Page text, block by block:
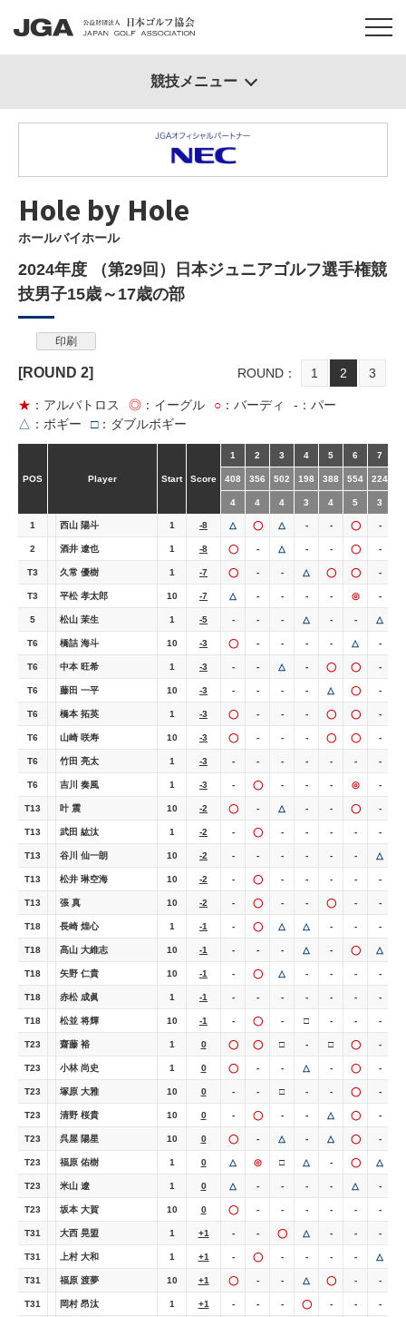
Hole by Hole
ホールバイホール
2024年度 （第29回）日本ジュニアゴルフ選手権競
技男子15歳～17歳の部
[ROUND 2] ROUND 1 2 3
印刷
★ ：アルバトロス ◎ ：イーグル ○ ：バーディ - ：パー
△ ：ボギー □：ダブルボギー
POS Player Start Score
1 2 3 4 5 6 7
408 356 502 198 388 554 224
4 4 4 3 4 5 3
1 西山 陽斗 1 -8 △ ◯ △ - - ◯ -
2 酒井 遼也 1 -8 ◯ - △ - - ◯ -
T3 久常 優樹 1 -7 ◯ - - △ ◯ ◯ -
T3 平松 孝太郎 10 -7 △ - - - - ◎ -
5 松山 茉生 1 -5 - - - △ - - △
T6 橋詰 海斗 10 -3 ◯ - - - - △ -
T6 中本 旺希 1 -3 - - △ - ◯ ◯ -
T6 藤田 一平 10 -3 - - - - △ ◯ -
T6 橋本 拓英 1 -3 ◯ - - - ◯ ◯ -
T6 山崎 咲寿 10 -3 ◯ - - - ◯ ◯ -
T6 竹田 亮太 1 -3 - - - - - - -
T6 吉川 奏風 1 -3 - ◯ - - - ◎ -
T13 叶 震 10 -2 ◯ - △ - - ◯ -
T13 武田 紘汰 1 -2 - ◯ - - - - -
T13 谷川 仙一朗 10 -2 - - - - - - △
T13 松井 琳空海 10 -2 - ◯ - - - - -
T13 張 真 10 -2 - ◯ - - ◯ - -
T18 長崎 煌心 1 -1 - ◯ △ △ - - -
T18 髙山 大維志 10 -1 - - - △ - ◯ △
T18 矢野 仁貴 10 -1 - ◯ △ - - - -
T18 赤松 成眞 1 -1 - - - - - - -
T18 松並 将輝 10 -1 - ◯ - □ - - -
T23 齋藤 裕 1 0 ◯ ◯ □ - □ ◯ -
T23 小林 尚史 1 0 ◯ - - △ - ◯ -
T23 塚原 大雅 10 0 - - □ - - ◯ -
T23 清野 桜貴 10 0 - ◯ - - △ ◯ -
T23 呉屋 陽星 10 0 ◯ - △ - △ ◯ -
T23 福原 佑樹 1 0 △ ◎ □ △ - ◯ △
T23 米山 遼 1 0 △ - - - - △ -
T23 坂本 大賀 10 0 ◯ - - - - - -
T31 大西 晃盟 1 +1 - - ◯ △ - - -
T31 上村 大和 1 +1 - ◯ - - - - △
T31 福原 渡夢 10 +1 ◯ - - △ ◯ - -
T31 岡村 昂汰 1 +1 - - - ◯ - - -
競技メニュー